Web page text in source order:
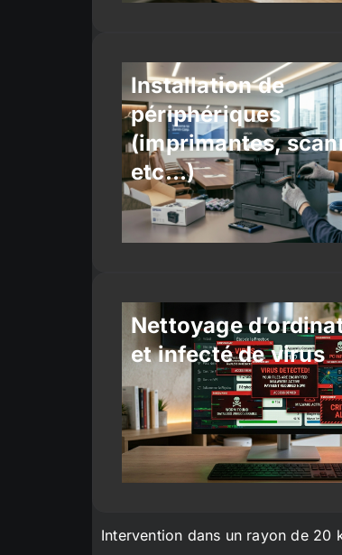
Installation de
périphériques
(imprimantes,
etc…)
Nettoyage
et infecté de virus
Intervention dans un rayon de 20